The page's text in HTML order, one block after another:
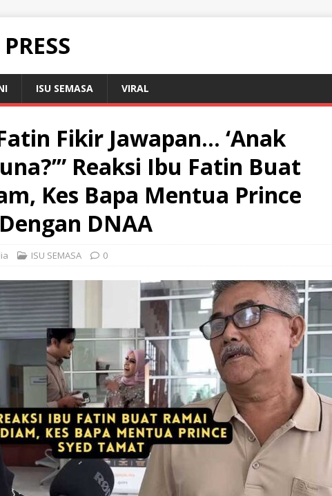
ISU SEMASA VIRAL
Fikir Jawapan… ‘Anak
Reaksi Ibu Fatin Buat
Kes Bapa Mentua Prince
DNAA
ISU SEMASA 0